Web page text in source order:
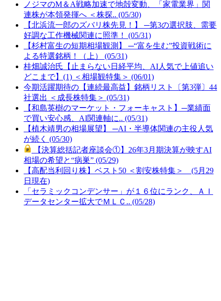
ノジマのM＆A戦略加速で地殻変動、「家電業界」関
連株が本領発揮へ ＜株探.. (05/30)
【北浜流一郎のズバリ株先見！】 ─第3の選択肢、需要
好調な工作機械関連に照準！ (05/31)
【杉村富生の短期相場観測】 ─“富を生む”投資戦術に
よる特選銘柄！（上） (05/31)
桂畑誠治氏【止まらない日経平均、AI人気で上値追い
どこまで】(1) ＜相場観特集＞ (06/01)
今期活躍期待の【連続最高益】銘柄リスト〔第3弾〕44
社選出 ＜成長株特集＞ (05/31)
【和島英樹のマーケット・フォーキャスト】─業績面
で買い安心感、AI関連軸に.. (05/31)
【植木靖男の相場展望】 ─AI・半導体関連の主役人気
が続く (05/30)
【決算総括記者座談会①】26年3月期決算が映すAI
相場の希望と“病巣” (05/29)
【高配当利回り株】ベスト50 ＜割安株特集＞ (5月29
日現在)
「セラミックコンデンサー」が１６位にランク、ＡＩ
データセンター拡大でＭＬＣ.. (05/28)